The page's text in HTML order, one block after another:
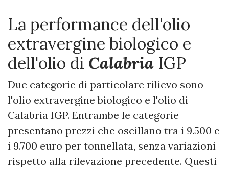
La performance dell'olio
extravergine biologico e
dell'olio di Calabria IGP
Due categorie di particolare rilievo sono
l'olio extravergine biologico e l'olio di
Calabria IGP. Entrambe le categorie
presentano prezzi che oscillano tra i 9.500 e
i 9.700 euro per tonnellata, senza variazioni
rispetto alla rilevazione precedente. Questi